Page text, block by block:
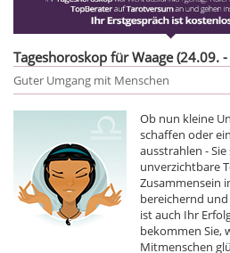
Tageshoroskop für Waage (24.09.
Guter Umgang mit Menschen
Ob nun kleine
schaffen oder
ausstrahlen -
unverzichtbare
Zusammensein
bereichernd
ist auch Ihr
bekommen Sie,
Mitmenschen